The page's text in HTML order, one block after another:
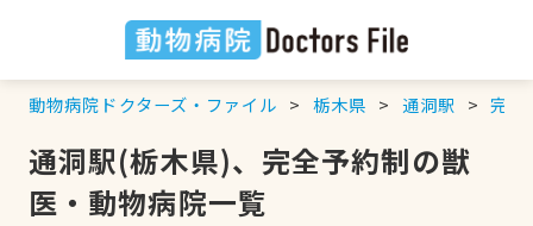
動物病院ドクターズ・ファイル 栃木県 通洞駅 完全
通洞駅(栃木県)、完全予約制の獣
医・動物病院一覧